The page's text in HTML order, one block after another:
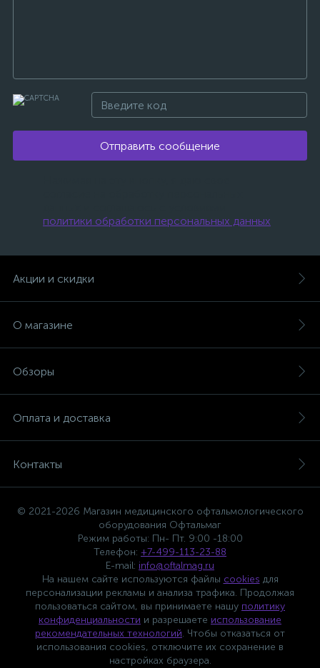
Отправить сообщение
политики обработки персональных данных
Акции и скидки
О магазине
Обзоры
Оплата и доставка
Контакты
© 2021-2026 Магазин медицинского офтальмологического
оборудования Офтальмаг
Режим работы: Пн- Пт. 9:00 -18:00
Телефон: +7-499-113-23-88
E-mail: info@oftalmag.ru
На нашем сайте используются файлы cookies для
персонализации рекламы и анализа трафика. Продолжая
пользоваться сайтом, вы принимаете нашу политику
конфиденциальности и разрешаете использование
рекомендательных технологий. Чтобы отказаться от
использования cookies, отключите их сохранение в
настройках браузера.